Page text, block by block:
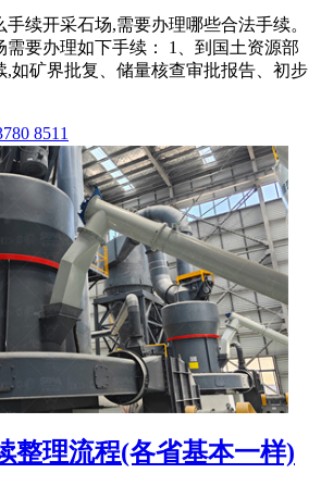
续开采石场,需要办理哪些合法手续。
需要办理如下手续： 1、到国土资源部
,如矿界批复、储量核查审批报告、初步
8511
整理流程(各省基本一样)